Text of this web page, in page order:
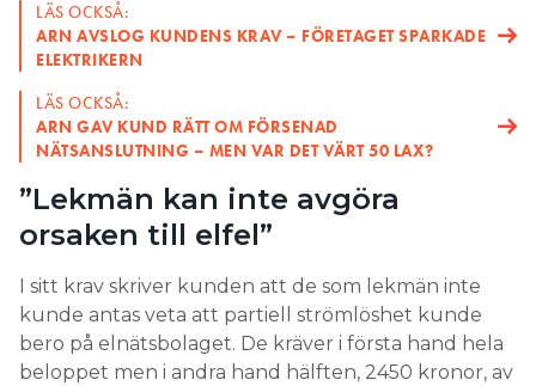
LÄS OCKSÅ:
ARN AVSLOG KUNDENS KRAV – FÖRETAGET SPARKADE
ELEKTRIKERN
LÄS OCKSÅ:
ARN GAV KUND RÄTT OM FÖRSENAD
NÄTSANSLUTNING – MEN VAR DET VÄRT 50 LAX?
”Lekmän kan inte avgöra
orsaken till elfel”
I sitt krav skriver kunden att de som lekmän inte
kunde antas veta att partiell strömlöshet kunde
bero på elnätsbolaget. De kräver i första hand hela
beloppet men i andra hand hälften, 2450 kronor, av